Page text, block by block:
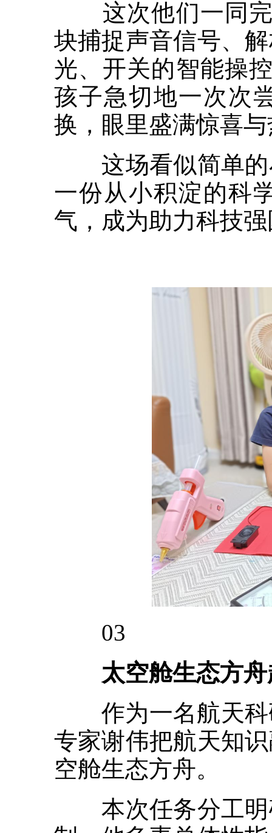
这次他们一同完
块捕捉声音信号、
光、开关的智能操
孩子急切地一次次
换，眼里盛满惊喜
这场看似简单的
一份从小积淀的科
气，成为助力科技
03
太空舱生态方舟
作为一名航天科
专家谢伟把航天知
空舱生态方舟。
本次任务分工明